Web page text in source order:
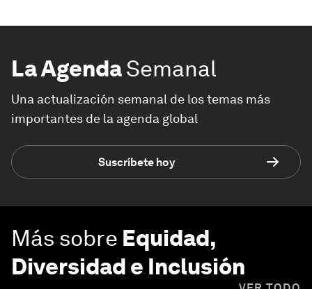
La AgendaSemanal
Una actualización semanal de los temas más
importantes de la agenda global
Suscríbete hoy
Más sobre Equidad,
Diversidad e Inclusión